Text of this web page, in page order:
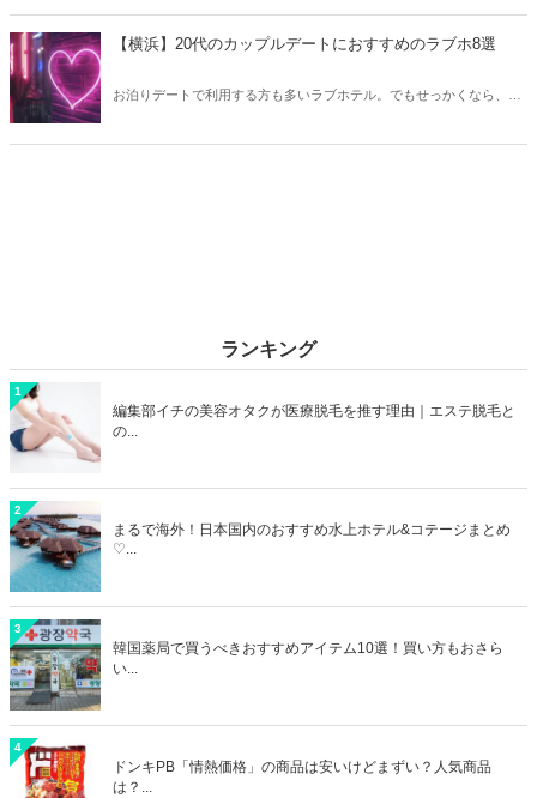
クしてみましょう。
【横浜】20代のカップルデートにおすすめのラブホ8選
お泊りデートで利用する方も多いラブホテル。でもせっかくなら、キ
ランキング
1
編集部イチの美容オタクが医療脱毛を推す理由｜エステ脱毛と
の...
2
まるで海外！日本国内のおすすめ水上ホテル&コテージまとめ
♡...
3
韓国薬局で買うべきおすすめアイテム10選！買い方もおさら
い...
4
ドンキPB「情熱価格」の商品は安いけどまずい？人気商品
は？...